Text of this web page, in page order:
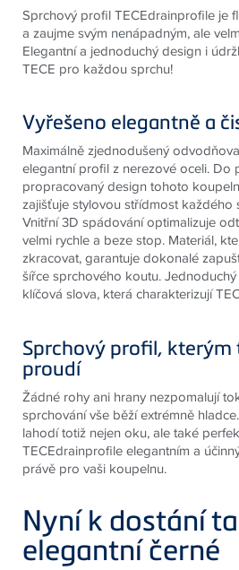
Sprchový profil TECEdrainprofile je
a zaujme svým nenápadným, ale
Elegantní a jednoduchý design i
TECE pro každou sprchu!
Vyřešeno elegantně a
Maximálně zjednodušený
elegantní profil z nerezové oceli. Do
propracovaný design tohoto
zajišťuje stylovou střídmost každého
Vnitřní 3D spádování optimalizuje
velmi rychle a beze stop. Materiál,
zkracovat, garantuje dokonalé
šířce sprchového koutu.
klíčová slova, která charakterizují
Sprchový profil, kterým
proudí
Žádné rohy ani hrany nezpomalují
sprchování vše běží extrémně
lahodí totiž nejen oku, ale také
TECEdrainprofile elegantním a
právě pro vaši koupelnu.
Nyní k dostání
elegantní černé